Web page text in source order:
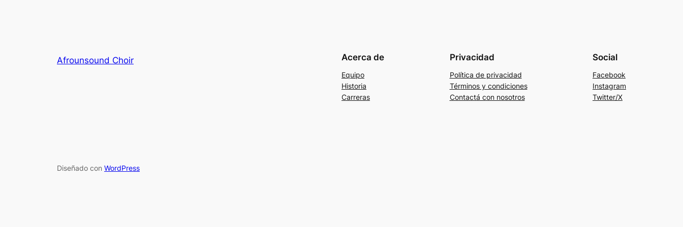
Afrounsound Choir Acerca de
Equipo
Historia
Carreras
Privacidad
Política de privacidad
Términos y condiciones
Contactá con nosotros
Social
Facebook
Instagram
Twitter/X
Diseñado con WordPress